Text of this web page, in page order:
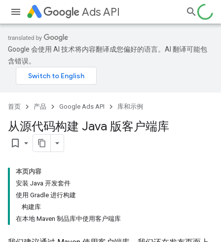
Ads API
Google 会使用 AI 技术将内容翻译成您偏好的语言。AI 翻译可能包
含错误。
首页 产品 Google Ads API 库和示例
从源代码构建 Java 版客户端库
bookmark_border
本页内容
安装 Java 开发套件
使用 Gradle 进行构建
构建库
在本地 Maven 制品库中使用客户端库